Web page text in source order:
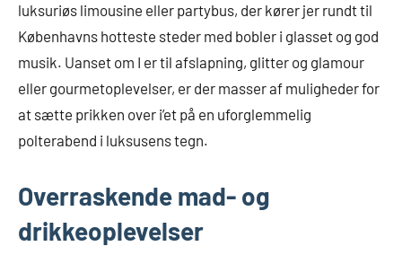
luksuriøs limousine eller partybus, der kører jer rundt til
Københavns hotteste steder med bobler i glasset og god
musik. Uanset om I er til afslapning, glitter og glamour
eller gourmetoplevelser, er der masser af muligheder for
at sætte prikken over i’et på en uforglemmelig
polterabend i luksusens tegn.
Overraskende mad- og
drikkeoplevelser